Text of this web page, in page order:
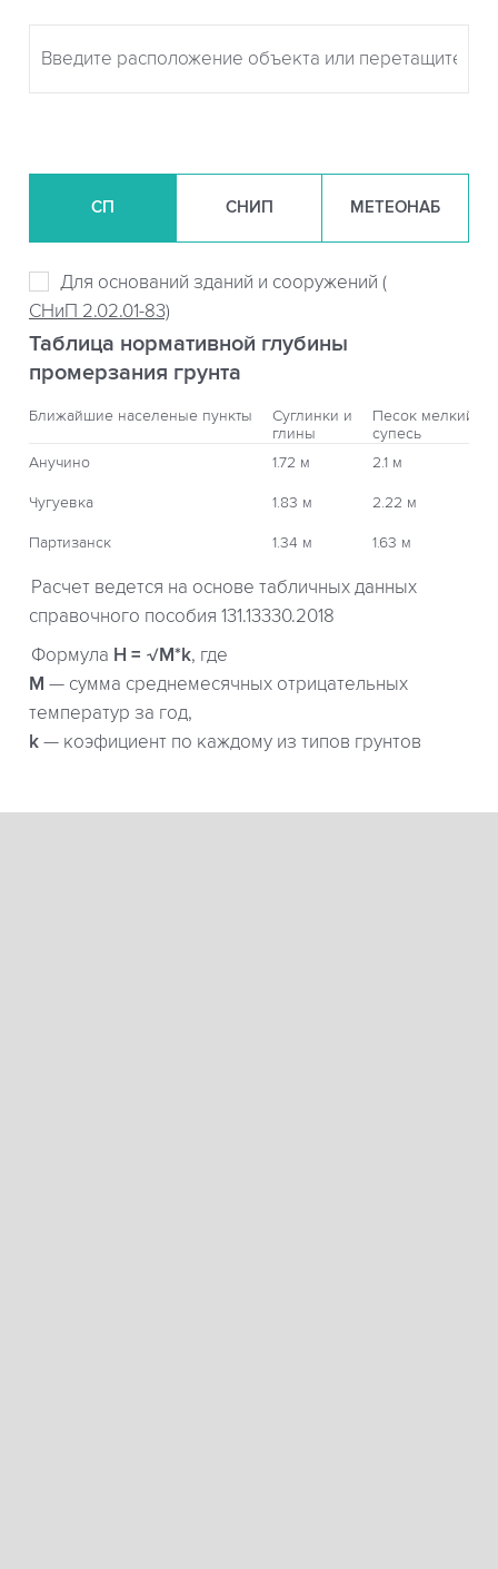
СП СНИП МЕТЕОНАБ
Для оснований зданий и сооружений (
СНиП 2.02.01-83)
Таблица нормативной глубины
промерзания грунта
Ближайшие населеные пункты
Суглинки и
глины
Песок мелкий,
супесь
Анучино
1.72 м 2.1 м
Чугуевка 1.83 м 2.22 м
Партизанск 1.34 м 1.63 м
Расчет ведется на основе табличных данных
справочного пособия 131.13330.2018
Формула H = √M*k, где
М — сумма среднемесячных отрицательных
температур за год,
k — коэфициент по каждому из типов грунтов